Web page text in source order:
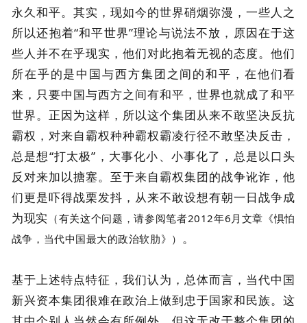
永久和平。其实，现如今的世界硝烟弥漫，一些人之
所以还抱着“和平世界”理论与说法不放，原因在于这
些人并不在乎现实，他们对此抱着无视的态度。他们
所在乎的是中国与西方集团之间的和平，在他们看
来，只要中国与西方之间有和平，世界也就成了和平
世界。正因为这样，所以这个集团从来不敢坚决反抗
霸权，对来自霸权种种霸权霸凌行径不敢坚决反击，
总是想“打太极”，大事化小、小事化了，总是以口头
反对来加以搪塞。至于来自霸权集团的战争讹诈，他
们更是吓得战栗发抖，从来不敢设想有朝一日战争成
为现实 （有关这个问题，请参阅笔者2012年6月文章《惧怕
战争，当代中国最大的政治软肋》） 。
基于上述特点特征，我们认为，总体而言，当代中国
新兴资本集团很难在政治上做到忠于国家和民族。这